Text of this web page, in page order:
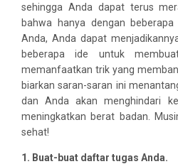
sehingga Anda dapat terus
bahwa hanya dengan
Anda, Anda dapat
beberapa ide untuk
memanfaatkan trik yang
biarkan saran-saran ini
dan Anda akan menghindari
meningkatkan berat badan.
sehat!
1. Buat-buat daftar tugas Anda.